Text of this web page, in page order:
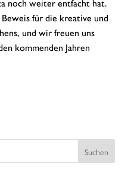
noch weiter entfacht hat.
für die kreative und
und wir freuen uns
kommenden Jahren
Suchen